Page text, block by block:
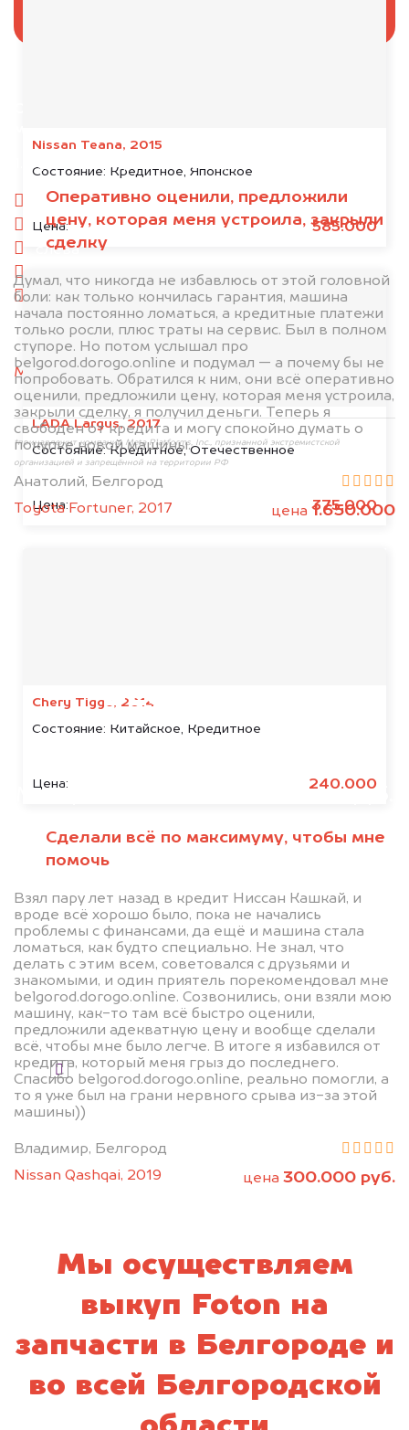
Nissan Teana, 2015
Состояние: Кредитное, Японское
Цена: 585.000
LADA Largus, 2017
Состояние:Кредитное, Отечественное
Цена: 375.000
Chery Tiggo, 2014
Состояние: Китайское, Кредитное
Цена: 240.000
Оперативно оценили, предложили
цену, которая меня устроила, закрыли
сделку
Думал, что никогда не избавлюсь от этой головной
боли: как только кончилась гарантия, машина
начала постоянно ломаться, а кредитные платежи
только росли, плюс траты на сервис. Был в полном
ступоре. Но потом услышал про
belgorod.dorogo.online и подумал — а почему бы не
попробовать. Обратился к ним, они всё оперативно
оценили, предложили цену, которая меня устроила,
закрыли сделку, я получил деньги. Теперь я
свободен от кредита и могу спокойно думать о
покупке новой машины.
Анатолий, Белгород
Toyota Fortuner, 2017
цена 1.650.000
Сделали всё по максимуму, чтобы мне
помочь
Взял пару лет назад в кредит Ниссан Кашкай, и
вроде всё хорошо было, пока не начались
проблемы с финансами, да ещё и машина стала
ломаться, как будто специально. Не знал, что
делать с этим всем, советовался с друзьями и
знакомыми, и один приятель порекомендовал мне
belgorod.dorogo.online. Созвонились, они взяли мою
машину, как-то там всё быстро оценили,
предложили адекватную цену и вообще сделали
всё, чтобы мне было легче. В итоге я избавился от
кредита, который меня грыз до последнего.
Спасибо belgorod.dorogo.online, реально помогли, а
то я уже был на грани нервного срыва из-за этой
машины))
Владимир, Белгород
Nissan Qashqai, 2019
цена 300.000 руб.
1. Сфотографируйте машину:
спереди
сзади
слева
салон
2. Отправьте фотографии на номер
+79584983298 по WhatsApp*,
MAX
или на электронную почту
info@dorogo.online
*принадлежит компании Meta Platforms, Inc., признанной экстремистской
организацией и запрещённой на территории РФ
БЕСПЛАТНО
Узнайте стоимость автомобиля
Мы купим ваше авто на 20.000 руб.
автоаукционах.
Узнать стоимость
Я даю согласие на обработку своих
персональных данных и соглашаюсь с
политикой конфиденциальности
Мы осуществляем
выкуп Foton на
запчасти в Белгороде и
во всей Белгородской